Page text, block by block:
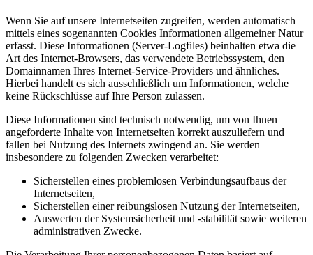
Wenn Sie auf unsere Internetseiten zugreifen, werden automatisch
mittels eines sogenannten Cookies Informationen allgemeiner Natur
erfasst. Diese Informationen (Server-Logfiles) beinhalten etwa die
Art des Internet-Browsers, das verwendete Betriebssystem, den
Domainnamen Ihres Internet-Service-Providers und ähnliches.
Hierbei handelt es sich ausschließlich um Informationen, welche
keine Rückschlüsse auf Ihre Person zulassen.
Diese Informationen sind technisch notwendig, um von Ihnen
angeforderte Inhalte von Internetseiten korrekt auszuliefern und
fallen bei Nutzung des Internets zwingend an. Sie werden
insbesondere zu folgenden Zwecken verarbeitet:
Sicherstellen eines problemlosen Verbindungsaufbaus der
Internetseiten,
Sicherstellen einer reibungslosen Nutzung der Internetseiten,
Auswerten der Systemsicherheit und -stabilität sowie weiteren
administrativen Zwecke.